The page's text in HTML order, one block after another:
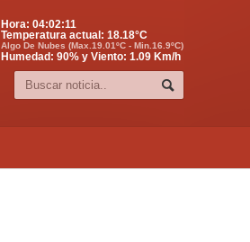
Hora: 04:02:12
Temperatura actual: 18.18°C
Algo De Nubes (Max.19.01ºC - Min.16.9ºC)
Humedad: 90% y Viento: 1.09 Km/h